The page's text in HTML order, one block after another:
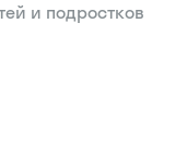
и подростков